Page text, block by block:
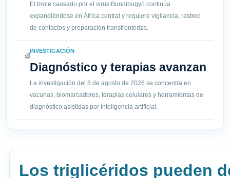
El brote causado por el virus Bundibugyo continúa
expandiéndose en África central y requiere vigilancia, rastreo
de contactos y preparación transfronteriza.
INVESTIGACIÓN
Diagnóstico y terapias avanzan
La investigación del 8 de agosto de 2026 se concentra en
vacunas, biomarcadores, terapias celulares y herramientas de
diagnóstico asistidas por inteligencia artificial.
Los triglicéridos pueden